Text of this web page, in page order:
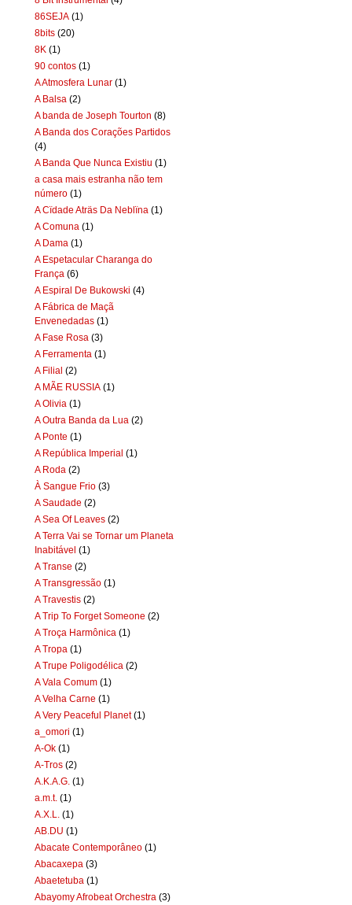
86SEJA (1)
8bits (20)
8K (1)
90 contos (1)
A Atmosfera Lunar (1)
A Balsa (2)
A banda de Joseph Tourton (8)
A Banda dos Corações Partidos
(4)
A Banda Que Nunca Existiu (1)
a casa mais estranha não tem
número (1)
A Cïdade Aträs Da Neblïna (1)
A Comuna (1)
A Dama (1)
A Espetacular Charanga do
França (6)
A Espiral De Bukowski (4)
A Fábrica de Maçã
Envenedadas (1)
A Fase Rosa (3)
A Ferramenta (1)
A Filial (2)
A MÃE RUSSIA (1)
A Olivia (1)
A Outra Banda da Lua (2)
A Ponte (1)
A República Imperial (1)
A Roda (2)
À Sangue Frio (3)
A Saudade (2)
A Sea Of Leaves (2)
A Terra Vai se Tornar um Planeta
Inabitável (1)
A Transe (2)
A Transgressão (1)
A Travestis (2)
A Trip To Forget Someone (2)
A Troça Harmônica (1)
A Tropa (1)
A Trupe Poligodélica (2)
A Vala Comum (1)
A Velha Carne (1)
A Very Peaceful Planet (1)
a_omori (1)
A-Ok (1)
A-Tros (2)
A.K.A.G. (1)
a.m.t. (1)
A.X.L.
(1)
AB.DU (1)
Abacate Contemporâneo (1)
Abacaxepa (3)
Abaetetuba (1)
Abayomy Afrobeat Orchestra (3)